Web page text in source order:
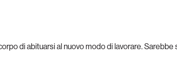
di abituarsi al nuovo modo di lavorare. Sarebbe